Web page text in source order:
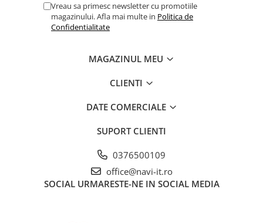
Vreau sa primesc newsletter cu promotiile
magazinului. Afla mai multe in Politica de
Confidentialitate
MAGAZINUL MEU
CLIENTI
DATE COMERCIALE
SUPORT CLIENTI
0376500109
office@navi-it.ro
SOCIAL URMARESTE-NE IN SOCIAL MEDIA